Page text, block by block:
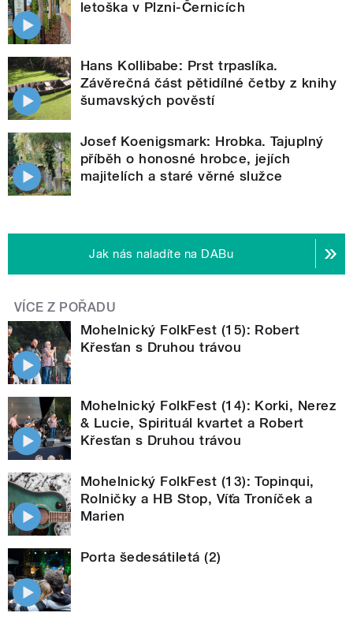
letoška v Plzni-Černicích
Hans Kollibabe: Prst trpaslíka.
Závěrečná část pětidílné četby z knihy
šumavských pověstí
Josef Koenigsmark: Hrobka. Tajuplný
příběh o honosné hrobce, jejích
majitelích a staré věrné služce
Jak nás naladíte na DABu
VÍCE Z POŘADU
Mohelnický FolkFest (15): Robert
Křesťan s Druhou trávou
Mohelnický FolkFest (14): Korki, Nerez
& Lucie, Spirituál kvartet a Robert
Křesťan s Druhou trávou
Mohelnický FolkFest (13): Topinqui,
Rolničky a HB Stop, Víťa Troníček a
Marien
Porta šedesátiletá (2)